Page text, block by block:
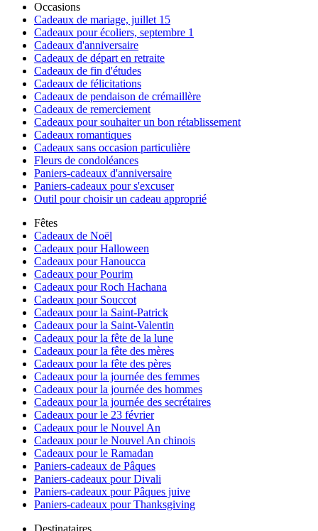
Occasions
Cadeaux de mariage, juillet 15
Cadeaux pour écoliers, septembre 1
Cadeaux d'anniversaire
Cadeaux de départ en retraite
Cadeaux de fin d'études
Cadeaux de félicitations
Cadeaux de pendaison de crémaillère
Cadeaux de remerciement
Cadeaux pour souhaiter un bon rétablissement
Cadeaux romantiques
Cadeaux sans occasion particulière
Fleurs de condoléances
Paniers-cadeaux d'anniversaire
Paniers-cadeaux pour s'excuser
Outil pour choisir un cadeau approprié
Fêtes
Cadeaux de Noël
Cadeaux pour Halloween
Cadeaux pour Hanoucca
Cadeaux pour Pourim
Cadeaux pour Roch Hachana
Cadeaux pour Souccot
Cadeaux pour la Saint-Patrick
Cadeaux pour la Saint-Valentin
Cadeaux pour la fête de la lune
Cadeaux pour la fête des mères
Cadeaux pour la fête des pères
Cadeaux pour la journée des femmes
Cadeaux pour la journée des hommes
Cadeaux pour la journée des secrétaires
Cadeaux pour le 23 février
Cadeaux pour le Nouvel An
Cadeaux pour le Nouvel An chinois
Cadeaux pour le Ramadan
Paniers-cadeaux de Pâques
Paniers-cadeaux pour Divali
Paniers-cadeaux pour Pâques juive
Paniers-cadeaux pour Thanksgiving
Destinataires